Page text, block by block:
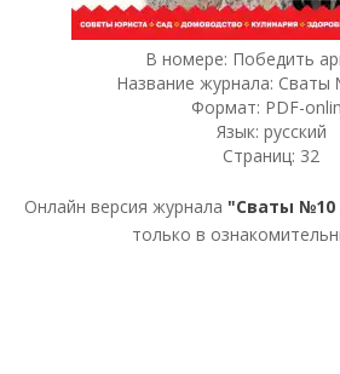
В номере: Победить
Название журнала: Сваты
Формат: PDF-
Язык: русский
Страниц: 32
Онлайн версия журнала "Сваты №10
только в